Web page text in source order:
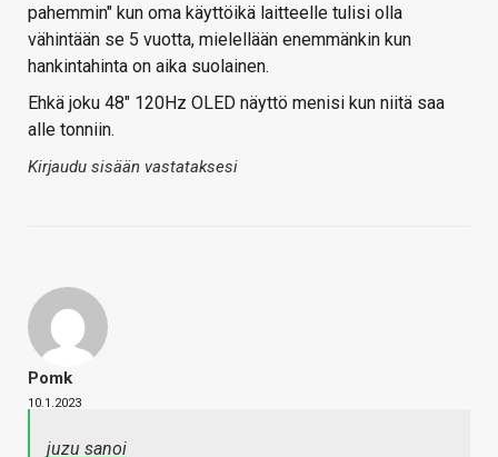
pahemmin" kun oma käyttöikä laitteelle tulisi olla
vähintään se 5 vuotta, mielellään enemmänkin kun
hankintahinta on aika suolainen.
Ehkä joku 48" 120Hz OLED näyttö menisi kun niitä saa
alle tonniin.
Kirjaudu sisään vastataksesi
Pomk
10.1.2023
juzu sanoi